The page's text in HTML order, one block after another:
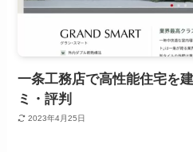
一条工務店で高性能住宅を
ミ・評判
2023年4月25日